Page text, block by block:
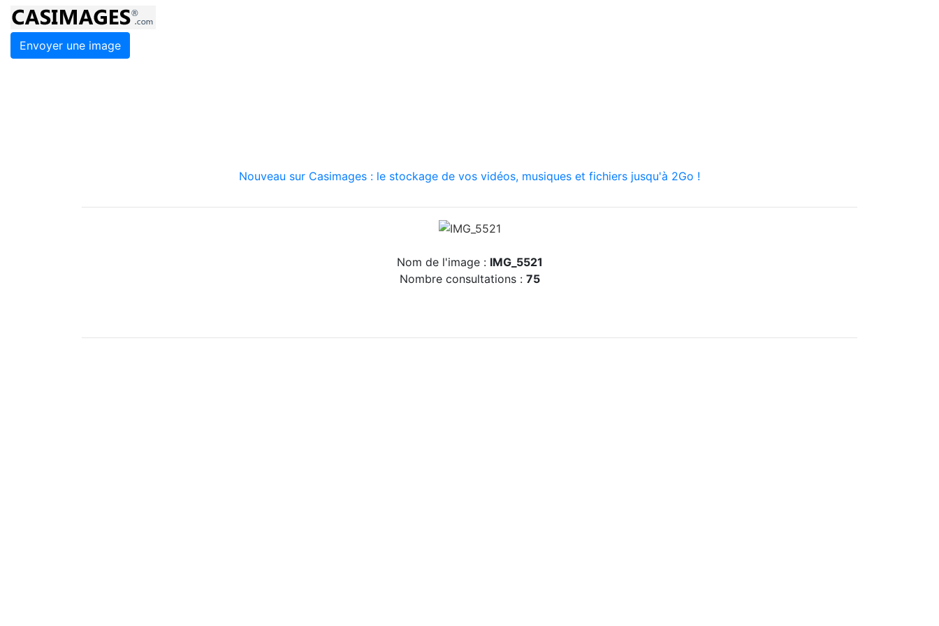
Envoyer une image
Nouveau sur Casimages : le stockage de vos vidéos, musiques et fichiers jusqu'à 2Go !
Nom de l'image : IMG_5521
Nombre consultations : 75